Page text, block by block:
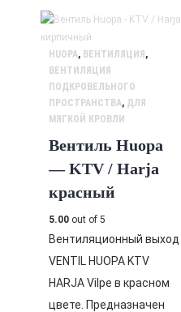
HUOPA, ВЕНТИЛЯЦИЯ,
ВЕНТИЛЯЦИЯ
ПОДКРОВЕЛЬНОГО
ПРОСТРАНСТВА, ДЛЯ
МЯГКОЙ КРОВЛИ
Вентиль Huopa
— KTV / Harja
красный
5.00 out of 5
Вентиляционный выход
VENTIL HUOPA KTV
HARJA Vilpe в красном
цвете. Предназначен